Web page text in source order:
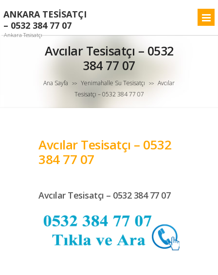
ANKARA TESISATÇI
– 0532 384 77 07
Ankara Tesisatçı
Avcılar Tesisatçı – 0532
384 77 07
Ana Sayfa >> Yenimahalle Su Tesisatçı >>
Avcılar
Tesisatçı – 0532 384 77 07
Avcılar Tesisatçı – 0532
384 77 07
Avcılar Tesisatçı – 0532 384 77 07